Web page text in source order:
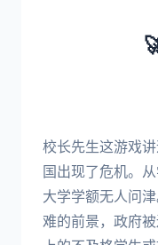
校长先生这游戏
国出现了危机。
大学学额无人问
难的前景，政府